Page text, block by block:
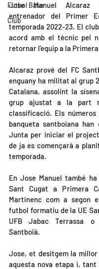
Futbol Base
Club
Jose Manuel
entrenador del Primer
temporada 2022-23. El
acord amb el tècnic pel
retornar l'equip a la
Alcaraz provè del FC
enguany ha militat al grup
Catalana, assolint la
grup ajustat a la part
classificació. Els
banqueta santboiana han
Junta per iniciar el
de ja es començarà a
temporada.
En Jose Manuel també
Sant Cugat a Primera
Martinenc com a segon
futbol formatiu de la UE
UFB Jabac Terrassa
Santboià.
Jose, et desitgem la
aquesta nova etapa i, tant